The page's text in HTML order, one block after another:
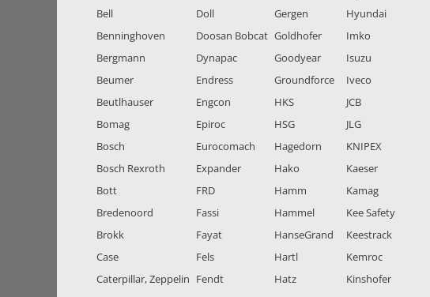
Bell
Benninghoven
Bergmann
Beumer
Beutlhauser
Bomag
Bosch
Bosch Rexroth
Bott
Bredenoord
Brokk
Case
Caterpillar, Zeppelin
Doll
Doosan Bobcat
Dynapac
Endress
Engcon
Epiroc
Eurocomach
Expander
FRD
Fassi
Fayat
Fels
Fendt
Gergen
Goldhofer
Goodyear
Groundforce
HKS
HSG
Hagedorn
Hako
Hamm
Hammel
HanseGrand
Hartl
Hatz
Hyundai
Imko
Isuzu
Iveco
JCB
JLG
KNIPEX
Kaeser
Kamag
Kee Safety
Keestrack
Kemroc
Kinshofer